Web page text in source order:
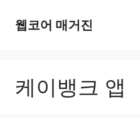
웹코어 매거진
케이뱅크 앱